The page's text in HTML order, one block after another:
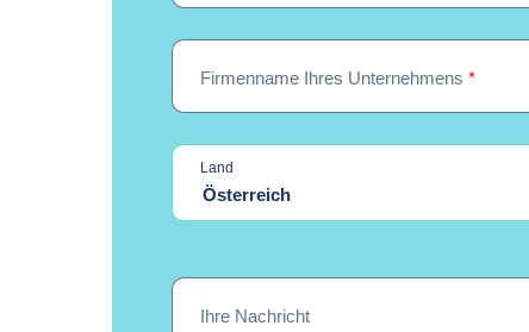
Firmenname Ihres Unternehmens *
Land
Österreich
Ihre Nachricht